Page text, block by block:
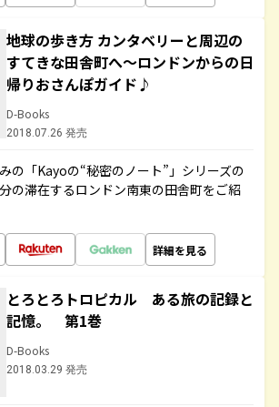
地球の歩き方 カンタベリーと周辺の
すてきな田舎町へ～ロンドンからの日
帰りおさんぽガイド♪
D-Books
2018.07.26 発売
の「Kayoの“秘密のノート”」シリーズの
の滞在するロンドン南東の田舎町をご紹
詳細を見る
とろとろトロピカル ある旅の記録と
記憶。 第1巻
D-Books
2018.03.29 発売